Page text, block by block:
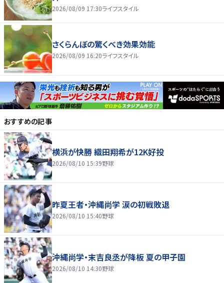
2026/08/09 17:30ライフスタイル
さくらんぼの驚くべき効果効能
2026/08/09 16:20ライフスタイル
おすすめの記事
横浜が快勝 織田翔希が12K好投
2026/08/10 15:39野球
昨夏王者・沖縄尚学 涙の初戦敗退
2026/08/10 15:40野球
沖縄尚学・末吉良丞が降板 夏の甲子園
2026/08/10 14:30野球